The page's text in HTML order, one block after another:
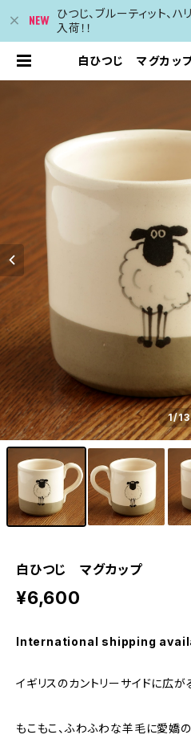
ひつじ、ブルーティット、
入荷！！
白ひつじ マグカッ
1/13
白ひつじ マグカップ
¥6,600
International shipping
イギリスのカントリーサイドに広
もこもこ、ふわふわな羊毛に愛嬌